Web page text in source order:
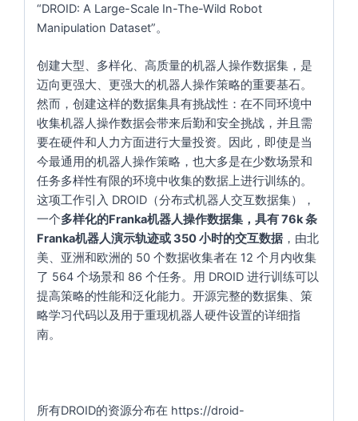
“DROID: A Large-Scale In-The-Wild Robot
Manipulation Dataset”。
创建大型、多样化、高质量的机器人操作数据集，是
迈向更强大、更强大的机器人操作策略的重要基石。
然而，创建这样的数据集具有挑战性：在不同环境中
收集机器人操作数据会带来后勤和安全挑战，并且需
要在硬件和人力方面进行大量投资。因此，即使是当
今最通用的机器人操作策略，也大多是在少数场景和
任务多样性有限的环境中收集的数据上进行训练的。
这项工作引入 DROID（分布式机器人交互数据集）
，
一个多样化的Franka机器人操作数据集，具有 76k 条
Franka机器人演示轨迹或 350 小时的交互数据，由北
美、亚洲和欧洲的 50 个数据收集者在 12 个月内收集
了 564 个场景和 86 个任务。用 DROID 进行训练可以
提高策略的性能和泛化能力。开源完整的数据集、策
略学习代码以及用于重现机器人硬件设置的详细指
南。
所有DROID的资源分布在 https://droid-